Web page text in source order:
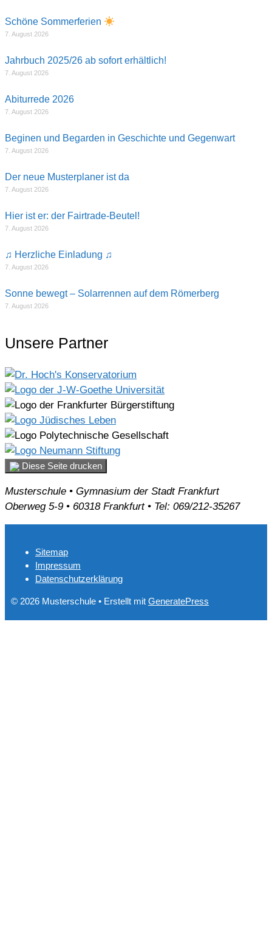
Schöne Sommerferien
7. August 2026
Jahrbuch 2025/26 ab sofort erhältlich!
7. August 2026
Abiturrede 2026
7. August 2026
Beginen und Begarden in Geschichte und Gegenwart
7. August 2026
Der neue Musterplaner ist da
7. August 2026
Hier ist er: der Fairtrade-Beutel!
7. August 2026
♫ Herzliche Einladung ♫
7. August 2026
Sonne bewegt – Solarrennen auf dem Römerberg
7. August 2026
Unsere Partner
Diese Seite drucken
Musterschule • Gymnasium der Stadt Frankfurt
Oberweg 5-9 • 60318 Frankfurt • Tel: 069/212-35267
Sitemap
Impressum
Datenschutzerklärung
© 2026 Musterschule • Erstellt mit GeneratePress